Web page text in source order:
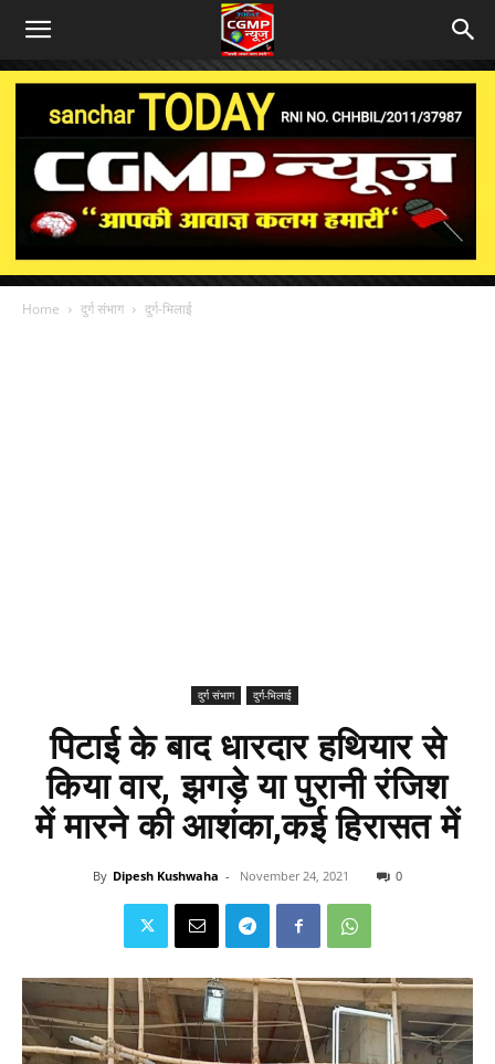
Home दुर्ग संभाग दुर्ग-भिलाई
दुर्ग संभाग दुर्ग-भिलाई
पिटाई के बाद धारदार हथियार से
किया वार, झगड़े या पुरानी रंजिश
में मारने की आशंका,कई हिरासत में
By Dipesh Kushwaha - November 24, 2021 0